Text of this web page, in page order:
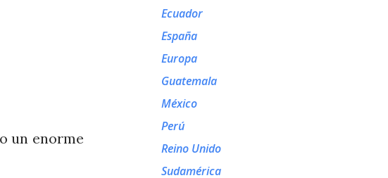
un enorme
Ecuador
España
Europa
Guatemala
México
Perú
Reino Unido
Sudamérica